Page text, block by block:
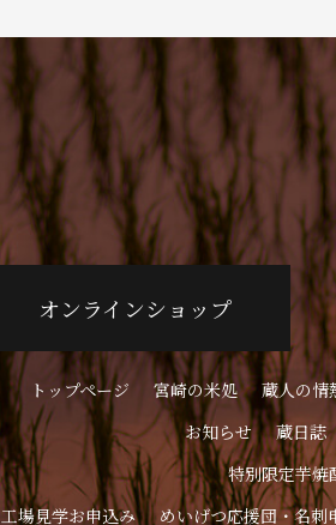
オンラインショップ
トップページ 宮崎の米処 蔵人の情
お知らせ
蔵日誌
特別限定芋焼
工場見学お申込み
めいげつ応援団・名刺